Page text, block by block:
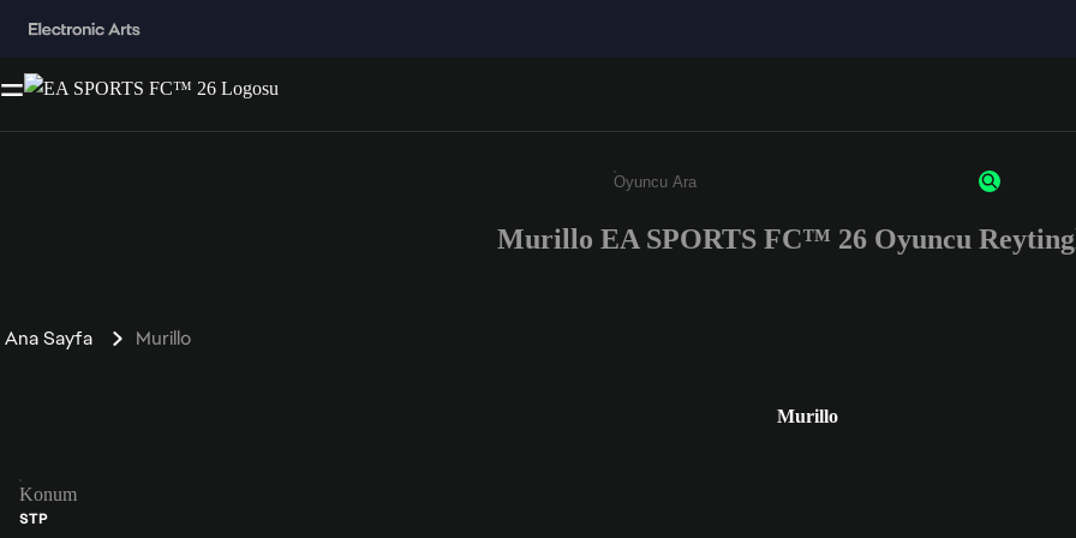
Enter a minimum of 3 characters or numbers
Murillo EA SPORTS FC™ 26 Oyuncu
Ana Sayfa Murillo
Murillo
Konum
STP